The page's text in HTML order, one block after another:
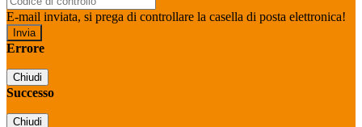
E-mail inviata, si prega di controllare la casella di posta elettronica!
Errore
Chiudi
Successo
Chiudi